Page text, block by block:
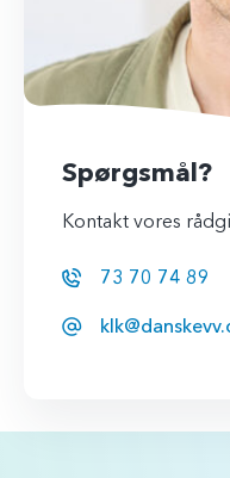
Spørgsmål?
Kontakt vores
73 70 74 89